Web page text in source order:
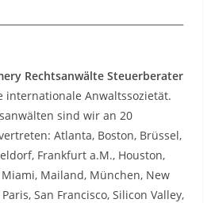
Rechtsanwälte Steuerberater
internationale Anwaltssozietät.
sind wir an 20
Atlanta, Boston, Brüssel,
Frankfurt a.M., Houston,
Miami, Mailand, München, New
San Francisco, Silicon Valley,